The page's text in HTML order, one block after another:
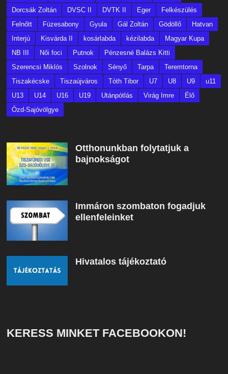
Dorcsák Zoltán
DVSC II DVTK II Eger
Felkészülés
Felnőtt
Füzesabony Gyula Gál Zoltán Gödöllő
Hatvan
Interjú
Kisvárda II kosárlabda kézilabda
Magyar Kupa
NB III
Női foci Putnok
Pénzesné Balázs Kitti
Szerencsi Miklós
Szolnok Sényő Tarpa
Teremtorna
Tiszakécske
Tiszaújváros Tóth Tibor U7 U8 U9
u11
U13
U14 U16 U19 Utánpótlás Virág Imre
Élő
Ózd-Sajóvölgye
Otthonunkban folytatjuk a
bajnokságot
Immáron szombaton fogadjuk
ellenfeleinket
Hivatalos tájékoztató
KERESS MINKET FACEBOOKON!